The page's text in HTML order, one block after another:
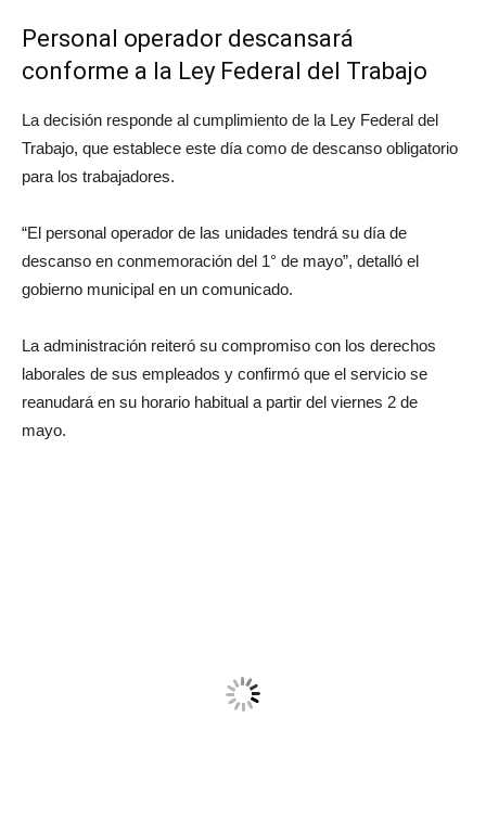
Personal operador descansará
conforme a la Ley Federal del Trabajo
La decisión responde al cumplimiento de la Ley Federal del
Trabajo, que establece este día como de descanso obligatorio
para los trabajadores.
“El personal operador de las unidades tendrá su día de
descanso en conmemoración del 1° de mayo”, detalló el
gobierno municipal en un comunicado.
La administración reiteró su compromiso con los derechos
laborales de sus empleados y confirmó que el servicio se
reanudará en su horario habitual a partir del viernes 2 de
mayo.